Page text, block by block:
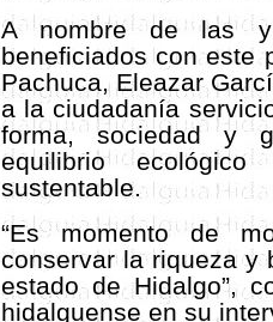
A nombre de las y
beneficiados con este
Pachuca, Eleazar
a la ciudadanía
forma, sociedad y
equilibrio
sustentable.
“Es momento de
conservar la riqueza y
estado de Hidalgo”,
hidalguense en su